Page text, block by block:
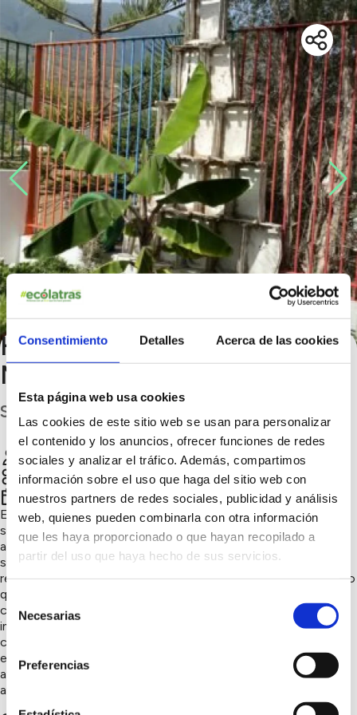
Consentimiento Detalles Acerca de las cookies
Esta página web usa cookies
Las cookies de este sitio web se usan para personalizar
el contenido y los anuncios, ofrecer funciones de redes
sociales y analizar el tráfico. Además, compartimos
información sobre el uso que haga del sitio web con
nuestros partners de redes sociales, publicidad y análisis
web, quienes pueden combinarla con otra información
que les haya proporcionado o que hayan recopilado a
partir del uso que haya hecho de sus servicios.
Selección
de Necesarias
Preferencias
Huerto ecologico en el CEIP
Miranda
S.C. Tenerife
Jessica Perez perez
Chatear
Sensibilización ambiental, Naturaleza y biodiversidad
4º trimestre 2025
En nuestro colegio contamos con un huerto ecológico que
sirve como espacio de aprendizaje activo y sostenible. El
alumnado participa en todas las etapas: prepara la tierra,
siembra, riega y cuida las plantas siguiendo prácticas
respetuosas con el medioambiente, sin uso de químicos, dado
que usamos nuestro propio compost. Este huerto permite
comprender de forma práctica el origen de los alimentos, la
importancia de la biodiversidad y el valor del trabajo
colaborativo. Además, los productos cosechados se utilizan
en proyectos educativos y actividades comunitarias. Todo
ayuda a la crear conciencia sobre el cuidado del medio
ambiente y la sostenibilidad.